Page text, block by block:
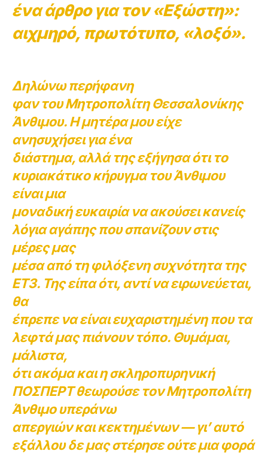
ένα άρθρο για τον «Εξώστη»:
αιχμηρό, πρωτότυπο, «λοξό».
Δηλώνω περήφανη
φαν του Μητροπολίτη Θεσσαλονίκης
Άνθιμου. Η μητέρα μου είχε
ανησυχήσει για ένα
διάστημα, αλλά της εξήγησα ότι το
κυριακάτικο κήρυγμα του Άνθιμου
είναι μια
μοναδική ευκαιρία να ακούσει κανείς
λόγια αγάπης που σπανίζουν στις
μέρες μας
μέσα από τη φιλόξενη συχνότητα της
ΕΤ3. Της είπα ότι, αντί να ειρωνεύεται,
θα
έπρεπε να είναι ευχαριστημένη που τα
λεφτά μας πιάνουν τόπο. Θυμάμαι,
μάλιστα,
ότι ακόμα και η σκληροπυρηνική
ΠΟΣΠΕΡΤ θεωρούσε τον Μητροπολίτη
Άνθιμο υπεράνω
απεργιών και κεκτημένων — γι’ αυτό
εξάλλου δε μας στέρησε ούτε μια φορά